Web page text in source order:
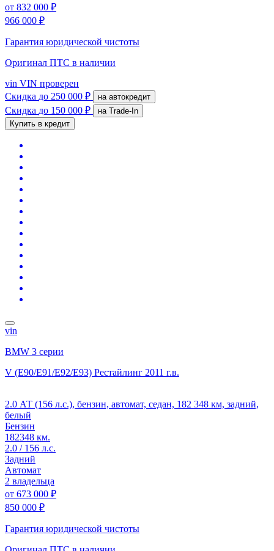
от 832 000 ₽
966 000 ₽
Гарантия юридической чистоты
Оригинал ПТС в наличии
vin VIN проверен
Скидка до 250 000 ₽ на автокредит
Скидка до 150 000 ₽
на Trade-In
Купить в кредит
vin
BMW 3 серии
V (E90/E91/E92/E93) Рестайлинг 2011 г.в.
2.0 АТ (156 л.с.), бензин, автомат, седан, 182 348 км, задний,
белый
Бензин
182348 км.
2.0 / 156 л.с.
Задний
Автомат
2 владельца
от 673 000 ₽
850 000 ₽
Гарантия юридической чистоты